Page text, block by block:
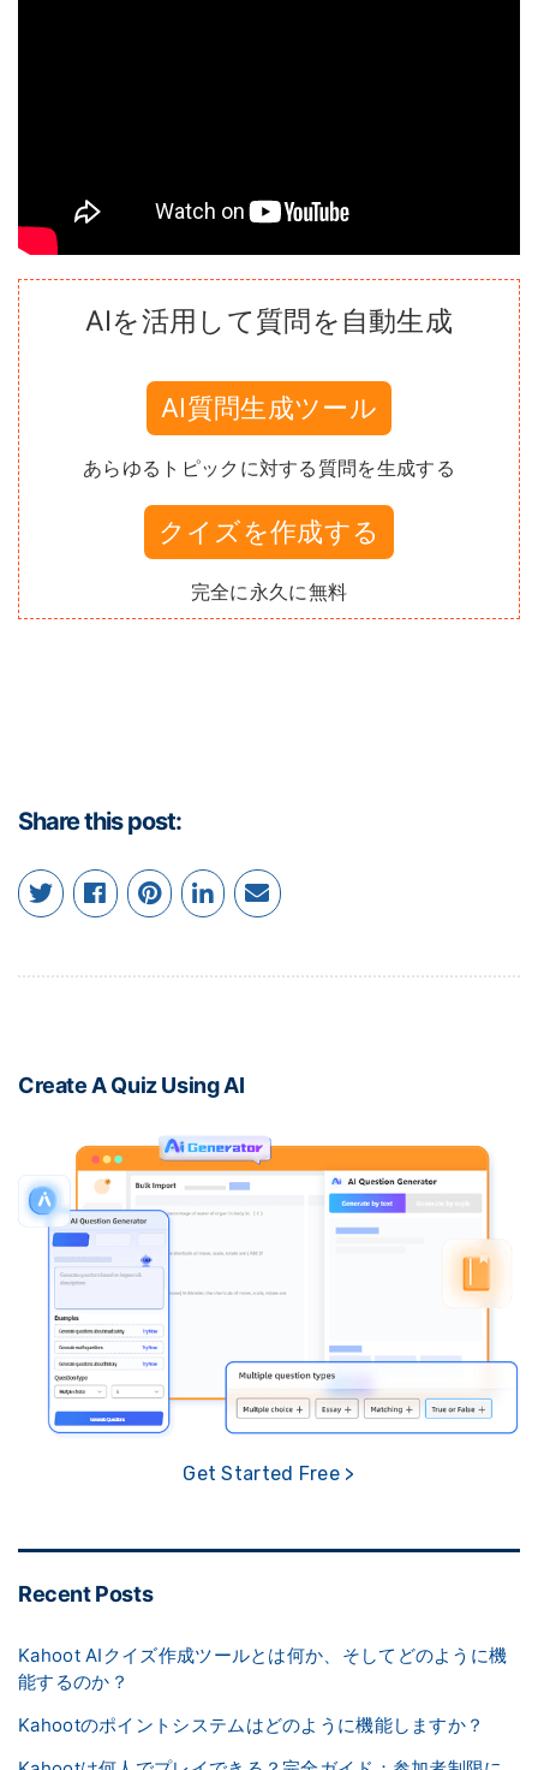
AIを活用して質問を自動生成
AI質問生成ツール
あらゆるトピックに対する質問を生成する
クイズを作成する
完全に永久に無料
Share this post:
Create A Quiz Using AI
Get Started Free >
Recent Posts
Kahoot AIクイズ作成ツールとは何か、そしてどのように機
能するのか？
Kahootのポイントシステムはどのように機能しますか？